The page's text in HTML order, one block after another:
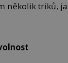
několik triků,